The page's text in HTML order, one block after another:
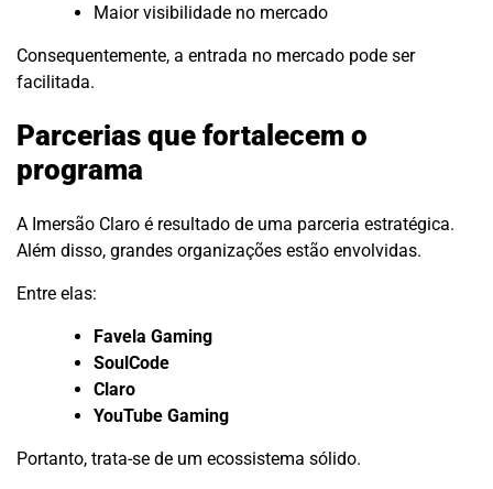
Maior visibilidade no mercado
Consequentemente, a entrada no mercado pode ser
facilitada.
Parcerias que fortalecem o
programa
A Imersão Claro é resultado de uma parceria estratégica.
Além disso, grandes organizações estão envolvidas.
Entre elas:
Favela Gaming
SoulCode
Claro
YouTube Gaming
Portanto, trata-se de um ecossistema sólido.